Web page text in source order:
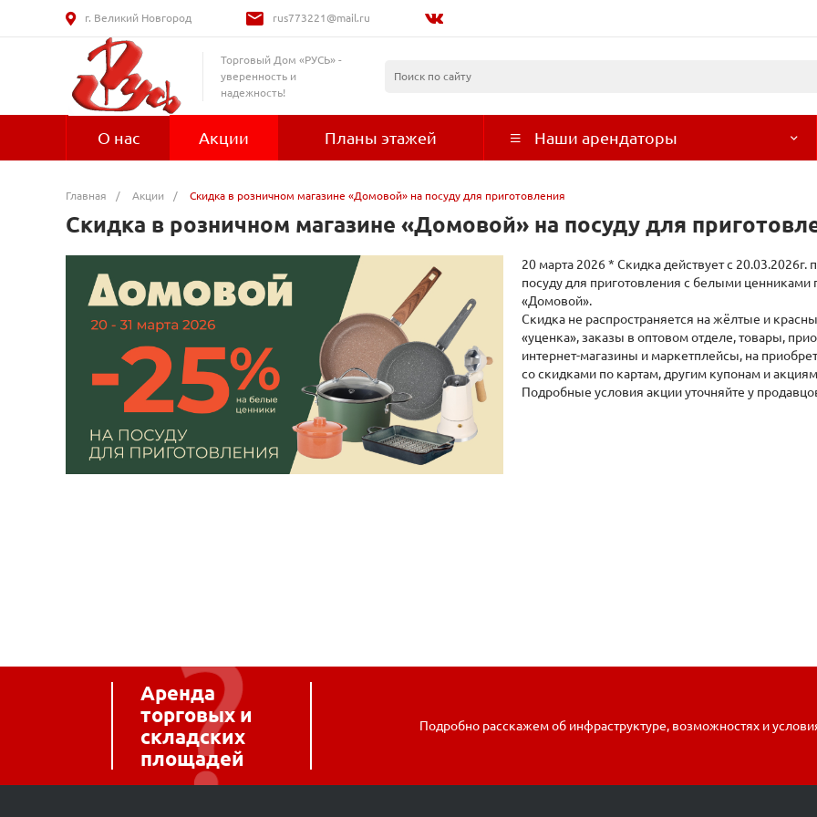
г. Великий Новгород rus773221@mail.ru
Торговый Дом «РУСЬ» -
уверенность и
надежность!
О нас Акции Планы этажей Наши арендаторы
Главная / Акции / Скидка в розничном магазине «Домовой» на посуду для приготовления
Скидка в розничном магазине «Домовой» на посуду для
20 марта 2026* Скидка действует с 20.03.2026г.
посуду для приготовления с белыми
«Домовой».
Скидка не распространяется на жёлтые и
«уценка», заказы в оптовом отделе, товары,
интернет-магазины и маркетплейсы, на
со скидками по картам, другим купонам и
Подробные условия акции уточняйте у
Аренда
торговых и
складских
площадей
Подробно расскажем об инфраструктуре, возможностях и